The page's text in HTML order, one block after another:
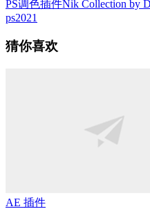
PS调色插件Nik Collection by
ps2021
猜你喜欢
AE 插件